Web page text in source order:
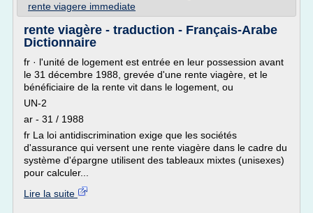
rente viagere immediate
rente viagère - traduction - Français-Arabe
Dictionnaire
fr · l'unité de logement est entrée en leur possession avant
le 31 décembre 1988, grevée d'une rente viagère, et le
bénéficiaire de la rente vit dans le logement, ou
UN-2
ar - 31 / 1988
fr La loi antidiscrimination exige que les sociétés
d'assurance qui versent une rente viagère dans le cadre du
système d'épargne utilisent des tableaux mixtes (unisexes)
pour calculer...
Lire la suite